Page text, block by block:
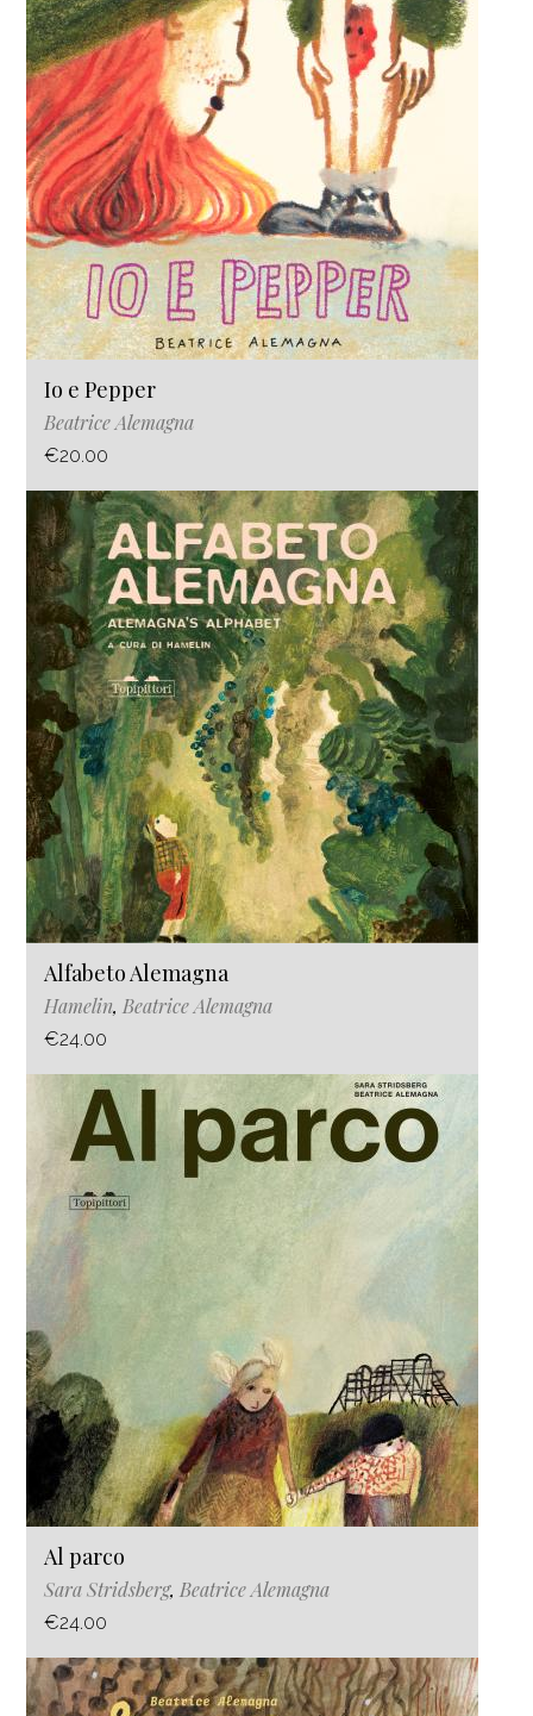
Io e Pepper
Beatrice Alemagna
€20.00
Alfabeto Alemagna
Hamelin, Beatrice Alemagna
€24.00
Al parco
Sara Stridsberg, Beatrice Alemagna
€24.00